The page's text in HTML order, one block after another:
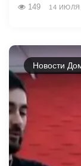
149 14 ИЮЛЯ,
Новости